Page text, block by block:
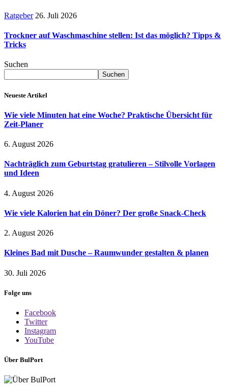
Ratgeber 26. Juli 2026
Trockner auf Waschmaschine stellen: Ist das möglich? Tipps &
Tricks
Suchen
Suchen
Neueste Artikel
Wie viele Minuten hat eine Woche? Praktische Übersicht für
Zeit-Planer
6. August 2026
Nachträglich zum Geburtstag gratulieren – Stilvolle Vorlagen
und Ideen
4. August 2026
Wie viele Kalorien hat ein Döner? Der große Snack-Check
2. August 2026
Kleines Bad mit Dusche – Raumwunder gestalten & planen
30. Juli 2026
Folge uns
Facebook
Twitter
Instagram
YouTube
Über BulPort